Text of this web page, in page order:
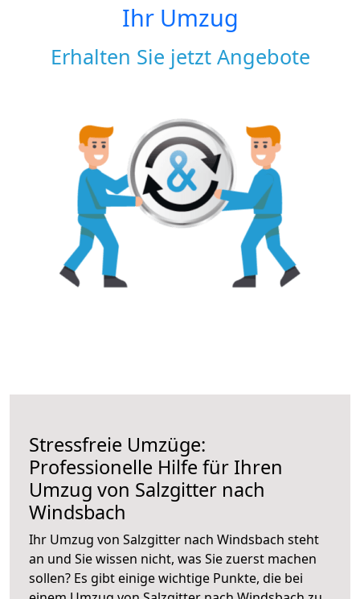
Ihr Umzug
Erhalten Sie jetzt Angebote
Stressfreie Umzüge:
Professionelle Hilfe für Ihren
Umzug von Salzgitter nach
Windsbach
Ihr Umzug von Salzgitter nach Windsbach steht
an und Sie wissen nicht, was Sie zuerst machen
sollen? Es gibt einige wichtige Punkte, die bei